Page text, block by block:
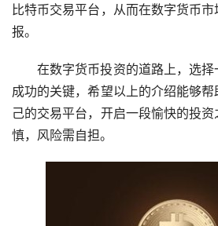
比特币交易平台，从而在数字货币
报。
在数字货币投资的道路上，选
成功的关键，希望以上的介绍能够
己的交易平台，开启一段愉快的投
慎，风险需自担。